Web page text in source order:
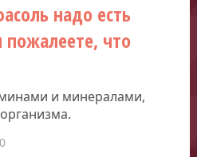
надо есть
что
и минералами,